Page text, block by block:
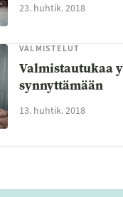
23. huhtik. 2018
VALMISTELUT
Valmistautukaa
synnyttämään
13. huhtik. 2018